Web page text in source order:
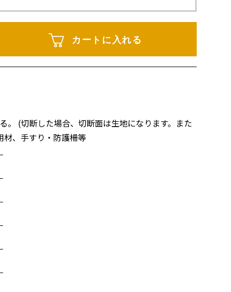
カートに入れる
。 (切断した場合、切断面は生地になります。また
材、手すり・防護柵等